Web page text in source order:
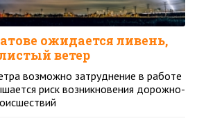
ожидается ливень,
ветер
возможно затруднение в работе
риск возникновения дорожно-